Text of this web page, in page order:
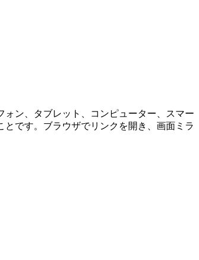
ン、タブレット、コンピューター、スマー
です。ブラウザでリンクを開き、画面ミラ